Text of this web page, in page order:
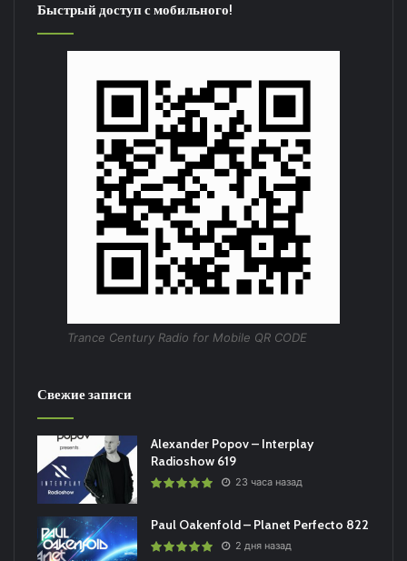
Быстрый доступ с мобильного!
Trance Century Radio for Mobile QR CODE
Свежие записи
Alexander Popov – Interplay
Radioshow 619
23 часа назад
Paul Oakenfold – Planet Perfecto 822
2 дня назад